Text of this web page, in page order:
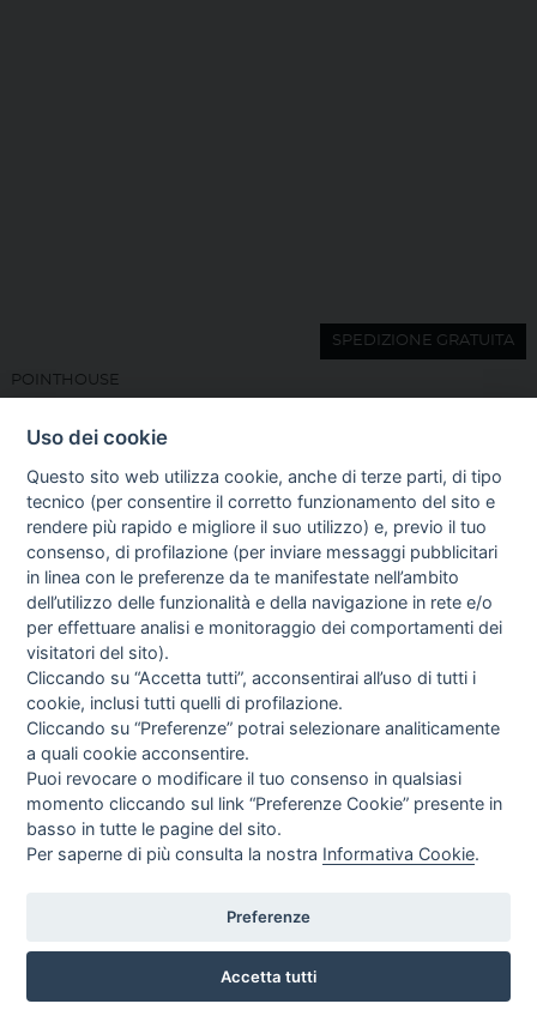
SPEDIZIONE GRATUITA
POINTHOUSE
RICHIEDI QUOTAZIONE
Uso dei cookie
Questo sito web utilizza cookie, anche di terze parti, di tipo
tecnico (per consentire il corretto funzionamento del sito e
rendere più rapido e migliore il suo utilizzo) e, previo il tuo
consenso, di profilazione (per inviare messaggi pubblicitari
in linea con le preferenze da te manifestate nell’ambito
dell’utilizzo delle funzionalità e della navigazione in rete e/o
per effettuare analisi e monitoraggio dei comportamenti dei
visitatori del sito).
Cliccando su “Accetta tutti”, acconsentirai all’uso di tutti i
cookie, inclusi tutti quelli di profilazione.
Cliccando su “Preferenze” potrai selezionare analiticamente
a quali cookie acconsentire.
Puoi revocare o modificare il tuo consenso in qualsiasi
momento cliccando sul link “Preferenze Cookie” presente in
basso in tutte le pagine del sito.
Per saperne di più consulta la nostra Informativa Cookie.
Preferenze
Accetta tutti